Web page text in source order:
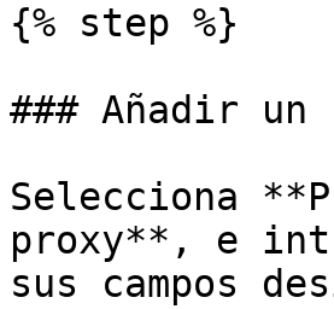
{% step %}
### Añadir un
Selecciona
proxy**, e
sus campos